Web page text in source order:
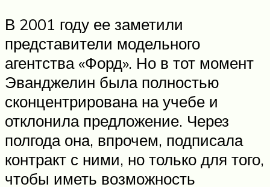
В 2001 году ее заметили
представители модельного
агентства «Форд». Но в тот момент
Эванджелин была полностью
сконцентрирована на учебе и
отклонила предложение. Через
полгода она, впрочем, подписала
контракт с ними, но только для того,
чтобы иметь возможность